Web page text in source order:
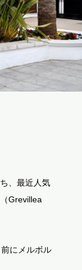
、最近人気
Grevillea
にメルボル